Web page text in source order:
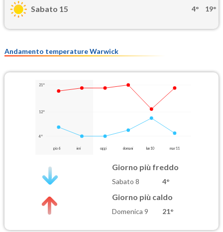
Sabato 15 4° 19°
Andamento temperature Warwick
21°
12°
4°
gio 6 ieri oggi domani lun 10 mar 11
Giorno più freddo
Sabato 8 4°
Giorno più caldo
Domenica 9 21°